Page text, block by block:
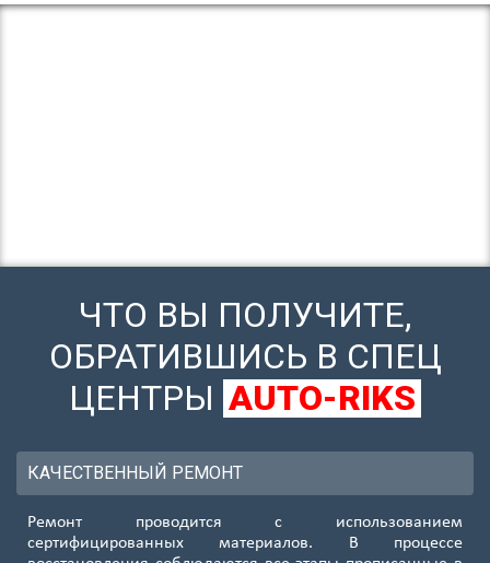
ЧТО ВЫ ПОЛУЧИТЕ,
ОБРАТИВШИСЬ В СПЕЦ
ЦЕНТРЫ AUTO-RIKS
КАЧЕСТВЕННЫЙ РЕМОНТ
Ремонт проводится с использованием
сертифицированных материалов. В процессе